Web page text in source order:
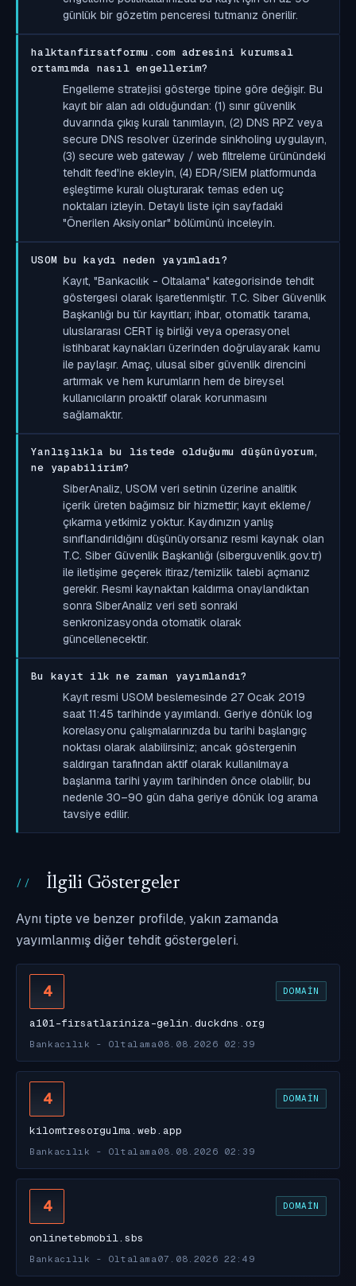
günlük bir gözetim penceresi tutmanız önerilir.
halktanfirsatformu.com adresini kurumsal
ortamımda nasıl engellerim?
Engelleme stratejisi gösterge tipine göre değişir. Bu
kayıt bir alan adı olduğundan: (1) sınır güvenlik
duvarında çıkış kuralı tanımlayın, (2) DNS RPZ veya
secure DNS resolver üzerinde sinkholing uygulayın,
(3) secure web gateway / web filtreleme ürünündeki
tehdit feed'ine ekleyin, (4) EDR/SIEM platformunda
eşleştirme kuralı oluşturarak temas eden uç
noktaları izleyin. Detaylı liste için sayfadaki
"Önerilen Aksiyonlar" bölümünü inceleyin.
USOM bu kaydı neden yayımladı?
Kayıt, "Bankacılık - Oltalama" kategorisinde tehdit
göstergesi olarak işaretlenmiştir. T.C. Siber Güvenlik
Başkanlığı bu tür kayıtları; ihbar, otomatik tarama,
uluslararası CERT iş birliği veya operasyonel
istihbarat kaynakları üzerinden doğrulayarak kamu
ile paylaşır. Amaç, ulusal siber güvenlik direncini
artırmak ve hem kurumların hem de bireysel
kullanıcıların proaktif olarak korunmasını
sağlamaktır.
Yanlışlıkla bu listede olduğumu düşünüyorum,
ne yapabilirim?
SiberAnaliz, USOM veri setinin üzerine analitik
içerik üreten bağımsız bir hizmettir; kayıt ekleme/
çıkarma yetkimiz yoktur. Kaydınızın yanlış
sınıflandırıldığını düşünüyorsanız resmi kaynak olan
T.C. Siber Güvenlik Başkanlığı (siberguvenlik.gov.tr)
ile iletişime geçerek itiraz/temizlik talebi açmanız
gerekir. Resmi kaynaktan kaldırma onaylandıktan
sonra SiberAnaliz veri seti sonraki
senkronizasyonda otomatik olarak
güncellenecektir.
Bu kayıt ilk ne zaman yayımlandı?
Kayıt resmi USOM beslemesinde 27 Ocak 2019
saat 11:45 tarihinde yayımlandı. Geriye dönük log
korelasyonu çalışmalarınızda bu tarihi başlangıç
noktası olarak alabilirsiniz; ancak göstergenin
saldırgan tarafından aktif olarak kullanılmaya
başlanma tarihi yayım tarihinden önce olabilir, bu
nedenle 30–90 gün daha geriye dönük log arama
tavsiye edilir.
İlgili Göstergeler
Aynı tipte ve benzer profilde, yakın zamanda
yayımlanmış diğer tehdit göstergeleri.
4 DOMAIN
a101-firsatlariniza-gelin.duckdns.org
Bankacılık - Oltalama 08.08.2026 02:39
4 DOMAIN
kilomtresorgulma.web.app
Bankacılık - Oltalama 08.08.2026 02:39
4 DOMAIN
onlinetebmobil.sbs
Bankacılık - Oltalama 07.08.2026 22:49